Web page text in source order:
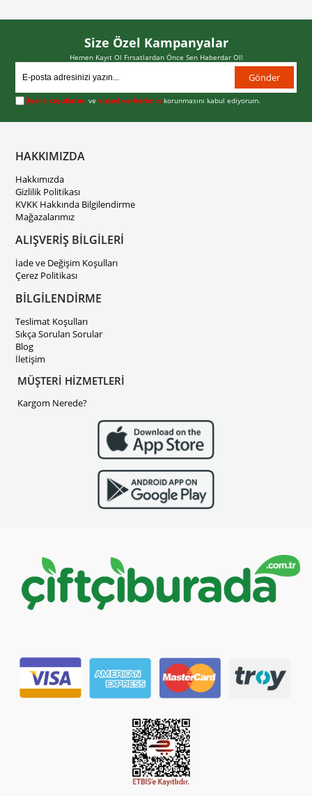
Size Özel Kampanyalar
Hemen Kayıt Ol Fırsatlardan Önce Sen Haberdar Ol!
Gönder
Üyelik koşullarını vekişisel verilerimin korunmasını kabul ediyorum.
HAKKIMIZDA
Hakkımızda
Gizlilik Politikası
KVKK Hakkında Bilgilendirme
Mağazalarımız
ALIŞVERİŞ BİLGİLERİ
İade ve Değişim Koşulları
Çerez Politikası
BİLGİLENDİRME
Teslimat Koşulları
Sıkça Sorulan Sorular
Blog
İletişim
MÜŞTERİ HİZMETLERİ
Kargom Nerede?